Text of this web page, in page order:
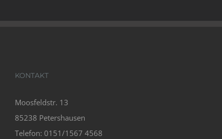
KONTAKT
Moosfeldstr. 13
85238 Petershausen
Telefon: 0151/1567 4568